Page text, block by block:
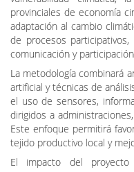
En el caso de la
incluyen el análisis,
relacionados con la
las aldeas Bauhaus; la
mapas de vulnerabilidad
instalación de sistemas
datos; la definición de
vulnerabilidad climática;
provinciales de economía
adaptación al cambio
de procesos
comunicación y